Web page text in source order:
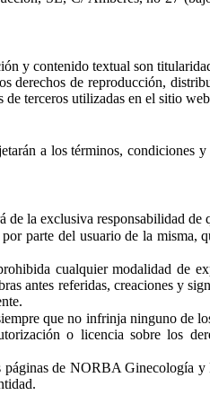
y contenido textual son
derechos de reproducción,
terceros utilizadas en el sitio
a los términos, condiciones
de la exclusiva responsabilidad de
parte del usuario de la misma,
cualquier modalidad de
antes referidas, creaciones y
que no infrinja ninguno de
o licencia sobre los
de NORBA Ginecología